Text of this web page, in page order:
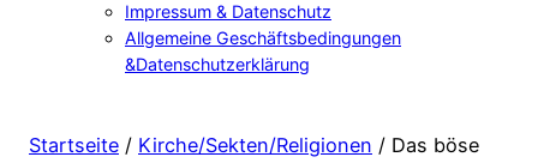
Impressum & Datenschutz
Allgemeine Geschäftsbedingungen
&Datenschutzerklärung
Startseite / Kirche/Sekten/Religionen / Das böse